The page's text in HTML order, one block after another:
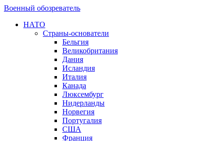
Военный обозреватель
НАТО
Страны-основатели
Бельгия
Великобритания
Дания
Исландия
Италия
Канада
Люксембург
Нидерланды
Норвегия
Португалия
США
Франция